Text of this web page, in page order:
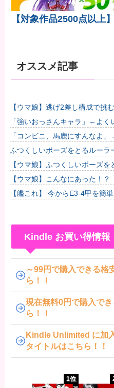
【対象作品2500点以上
オススメ記事
【ウマ娘】逃げ2差し構成で挑
のだ。他
「強いおっさんキャラ」←よく
← 全然いない他
「コンビニ、馬鹿にすんなよ
ｗｗｗｗｗｗｗｗ
ふつくしいポーズをとるルーラ
【ウマ娘】ふつくしいポーズ
【ウマ娘】こんなにあった！
差だぞ」
【艦これ】 今からE3-4甲を簡
Kindle お買い得情報
～99円で購入できる格
ら！！
現在無料0円で購入で
ら！！
Kindle Unlimited に加
タイトルはこちら！！
1位